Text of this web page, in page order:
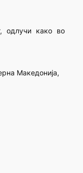
одлучи како во
Македонија,